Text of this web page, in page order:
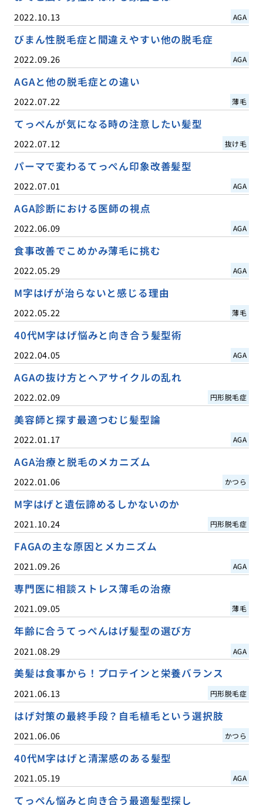
2022.10.13 AGA
びまん性脱毛症と間違えやすい他の脱毛症
2022.09.26 AGA
AGAと他の脱毛症との違い
2022.07.22 薄毛
てっぺんが気になる時の注意したい髪型
2022.07.12 抜け毛
パーマで変わるてっぺん印象改善髪型
2022.07.01 AGA
AGA診断における医師の視点
2022.06.09 AGA
食事改善でこめかみ薄毛に挑む
2022.05.29 AGA
M字はげが治らないと感じる理由
2022.05.22 薄毛
40代M字はげ悩みと向き合う髪型術
2022.04.05 AGA
AGAの抜け方とヘアサイクルの乱れ
2022.02.09 円形脱毛症
美容師と探す最適つむじ髪型論
2022.01.17 AGA
AGA治療と脱毛のメカニズム
2022.01.06 かつら
M字はげと遺伝諦めるしかないのか
2021.10.24 円形脱毛症
FAGAの主な原因とメカニズム
2021.09.26 AGA
専門医に相談ストレス薄毛の治療
2021.09.05 薄毛
年齢に合うてっぺんはげ髪型の選び方
2021.08.29 AGA
美髪は食事から！プロテインと栄養バランス
2021.06.13 円形脱毛症
はげ対策の最終手段？自毛植毛という選択肢
2021.06.06 かつら
40代M字はげと清潔感のある髪型
2021.05.19 AGA
てっぺん悩みと向き合う最適髪型探し